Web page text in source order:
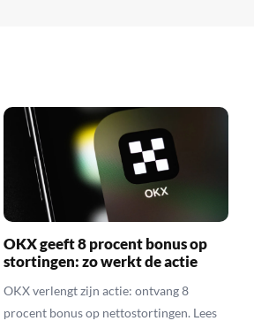
OKX geeft 8 procent bonus op
stortingen: zo werkt de actie
OKX verlengt zijn actie: ontvang 8
procent bonus op nettostortingen. Lees